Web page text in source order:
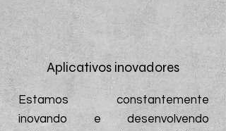
Aplicativos inovadores
Estamos constantemente
inovando e desenvolvendo